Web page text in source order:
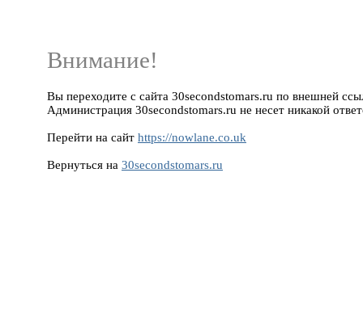
Внимание!
Вы переходите с сайта 30secondstomars.ru по внешней
Администрация 30secondstomars.ru не несет никакой
Перейти на сайт https://nowlane.co.uk
Вернуться на 30secondstomars.ru